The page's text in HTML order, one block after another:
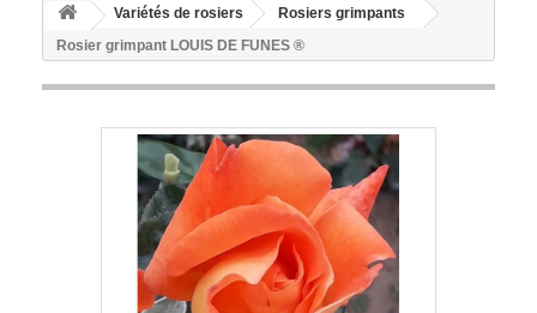
Variétés de rosiers
Rosiers grimpants
Rosier grimpant LOUIS DE FUNES ®